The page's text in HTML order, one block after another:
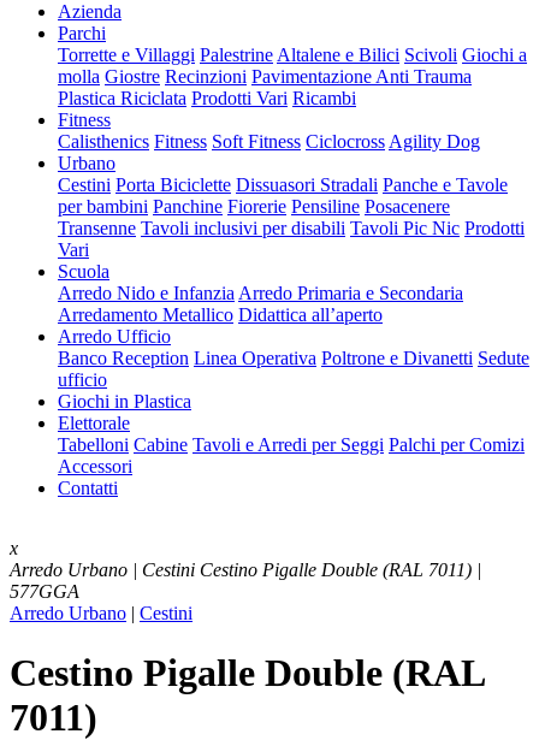
Azienda
Parchi
Torrette e Villaggi Palestrine Altalene e Bilici Scivoli Giochi a
molla Giostre Recinzioni Pavimentazione Anti Trauma
Plastica Riciclata Prodotti Vari Ricambi
Fitness
Calisthenics Fitness Soft Fitness Ciclocross Agility Dog
Urbano
Cestini Porta Biciclette Dissuasori Stradali Panche e Tavole
per bambini Panchine Fiorerie Pensiline Posacenere
Transenne Tavoli inclusivi per disabili Tavoli Pic Nic Prodotti
Vari
Scuola
Arredo Nido e Infanzia Arredo Primaria e Secondaria
Arredamento Metallico Didattica all’aperto
Arredo Ufficio
Banco Reception Linea Operativa Poltrone e Divanetti Sedute
ufficio
Giochi in Plastica
Elettorale
Tabelloni Cabine Tavoli e Arredi per Seggi Palchi per Comizi
Accessori
Contatti
x
Arredo Urbano | Cestini Cestino Pigalle Double (RAL 7011) |
577GGA
Arredo Urbano | Cestini
Cestino Pigalle Double (RAL
7011)